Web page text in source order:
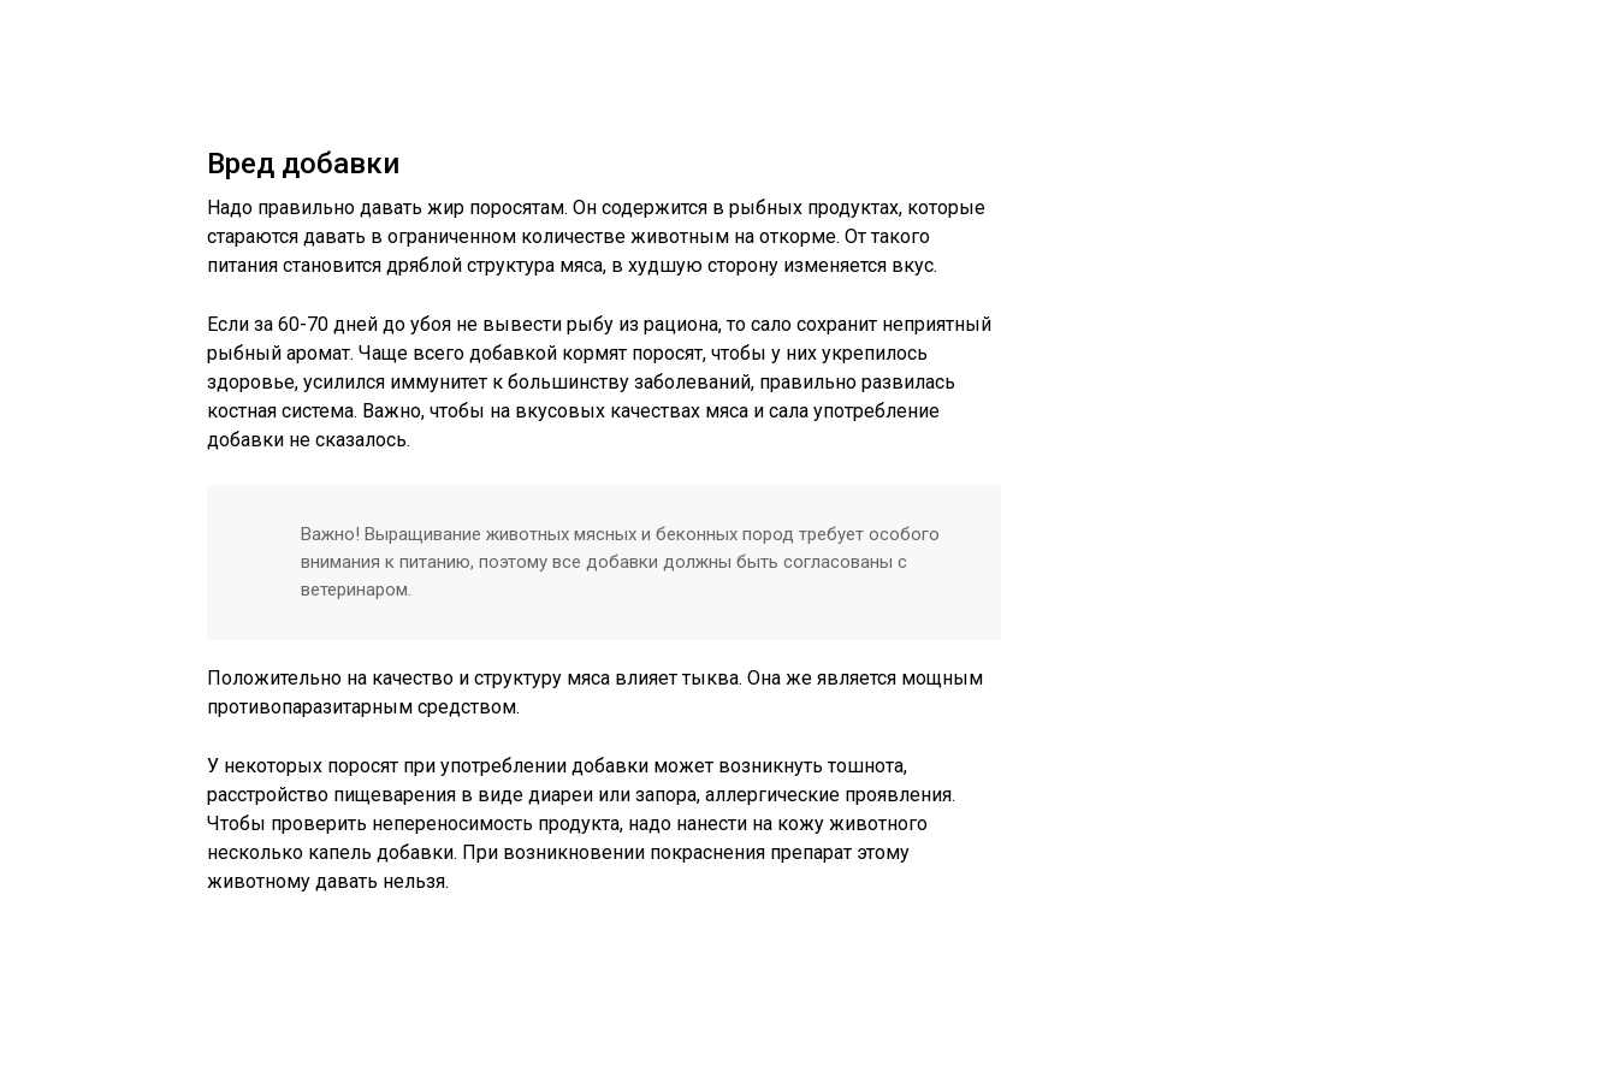
Вред добавки
Надо правильно давать жир поросятам. Он содержится в рыбных продуктах, которые
стараются давать в ограниченном количестве животным на откорме. От такого
питания становится дряблой структура мяса, в худшую сторону изменяется вкус.
Если за 60-70 дней до убоя не вывести рыбу из рациона, то сало сохранит неприятный
рыбный аромат. Чаще всего добавкой кормят поросят, чтобы у них укрепилось
здоровье, усилился иммунитет к большинству заболеваний, правильно развилась
костная система. Важно, чтобы на вкусовых качествах мяса и сала употребление
добавки не сказалось.
Важно! Выращивание животных мясных и беконных пород требует особого
внимания к питанию, поэтому все добавки должны быть согласованы с
ветеринаром.
Положительно на качество и структуру мяса влияет тыква. Она же является мощным
противопаразитарным средством.
У некоторых поросят при употреблении добавки может возникнуть тошнота,
расстройство пищеварения в виде диареи или запора, аллергические проявления.
Чтобы проверить непереносимость продукта, надо нанести на кожу животного
несколько капель добавки. При возникновении покраснения препарат этому
животному давать нельзя.